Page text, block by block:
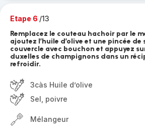
Etape 6 /13
Remplacez le couteau hachoir par le
ajoutez l’huile d’olive et une pincée de
couvercle avec bouchon et appuyez
duxelles de champignons dans un
refroidir.
3càs Huile d’olive
Sel, poivre
Mélangeur